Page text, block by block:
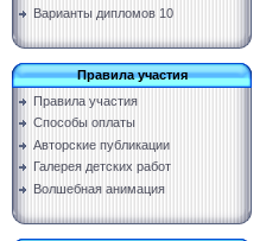
Варианты дипломов 10
Правила участия
Правила участия
Способы оплаты
Авторские публикации
Галерея детских работ
Волшебная анимация